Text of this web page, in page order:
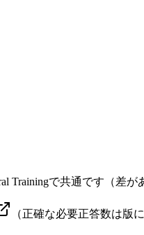
Trainingで共通です（差が
（正確な必要正答数は版